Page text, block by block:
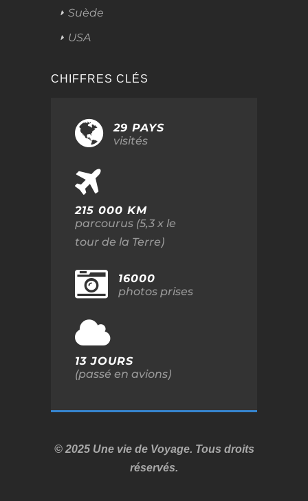
Suède
USA
CHIFFRES CLÉS
29 PAYS
visités
215 000 KM
parcourus (5,3 x le
tour de la Terre)
16000
photos prises
13 JOURS
(passé en avions)
© 2025 Une vie de Voyage. Tous droits
réservés.